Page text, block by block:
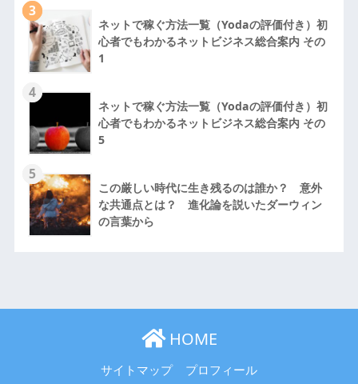
3
ネットで稼ぐ方法一覧（Yodaの評価付き）初
心者でもわかるネットビジネス総合案内 その
1
4
ネットで稼ぐ方法一覧（Yodaの評価付き）初
心者でもわかるネットビジネス総合案内 その
5
5
この厳しい時代に生き残るのは誰か？ 意外
な共通点とは？ 進化論を説いたダーウィン
の言葉から
HOME
サイトマップ プロフィール